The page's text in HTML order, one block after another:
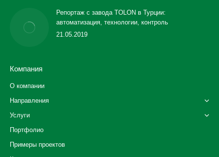
Репортаж с завода TOLON в Турции:
автоматизация, технологии, контроль
21.05.2019
Компания
О компании
Направления
Услуги
Портфолио
Примеры проектов